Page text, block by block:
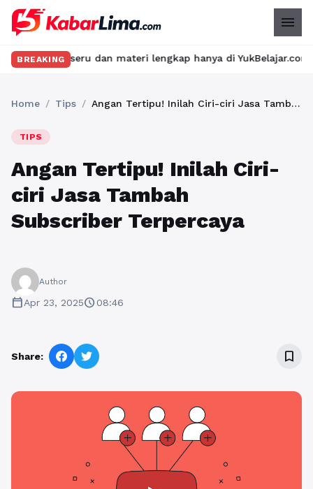
menu
BREAKING
dan materi lengkap hanya di YukBelajar.com. Mulai
Home / Tips / Angan Tertipu! Inilah Ciri-ciri Jasa Tambah Subscriber Terpercaya
TIPS
Angan Tertipu! Inilah Ciri-
ciri Jasa Tambah
Subscriber Terpercaya
Author
calendar_todayApr 23, 2025schedule08:46
Share: bookmark_border